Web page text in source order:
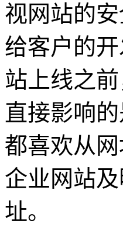
视网站的
给客户的
站上线之
直接影响
都喜欢从
企业网站
址。